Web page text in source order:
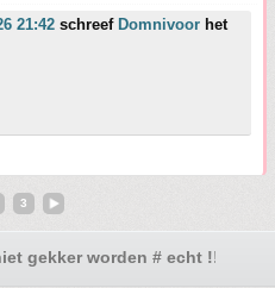
21:42 schreef Domnivoor het
3
gekker worden # echt !!